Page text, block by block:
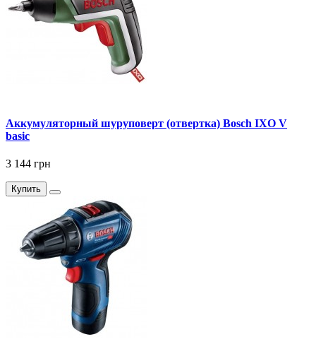
Аккумуляторный шуруповерт (отвертка) Bosch IXO V
basic
3 144 грн
Купить